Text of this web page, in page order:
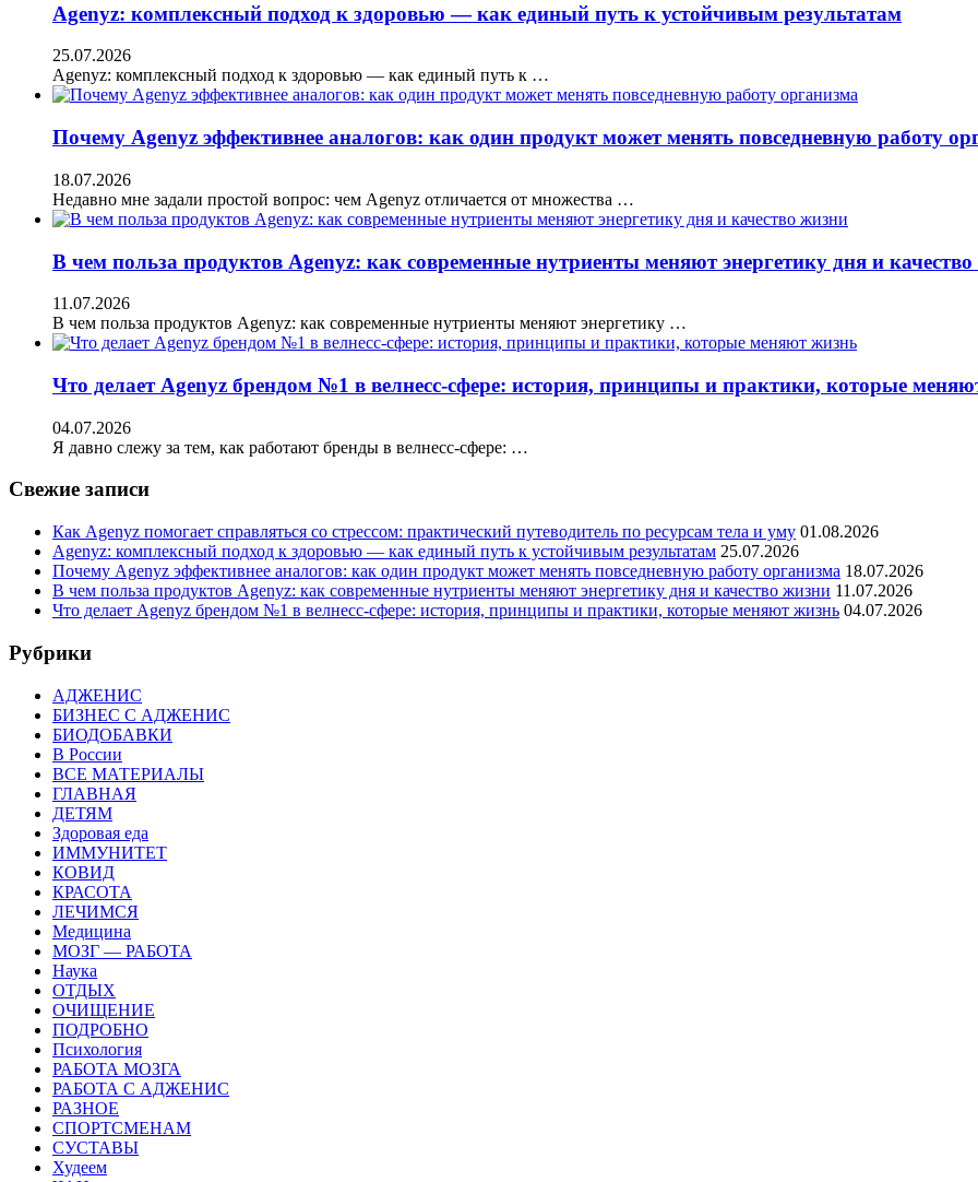
Agenyz: комплексный подход к здоровью — как единый путь к устойчивым результатам
25.07.2026
Agenyz: комплексный подход к здоровью — как единый путь к …
Почему Agenyz эффективнее аналогов: как один продукт может менять повседневную работу
18.07.2026
Недавно мне задали простой вопрос: чем Agenyz отличается от множества …
В чем польза продуктов Agenyz: как современные нутриенты меняют энергетику дня и
11.07.2026
В чем польза продуктов Agenyz: как современные нутриенты меняют энергетику …
Что делает Agenyz брендом №1 в велнесс-сфере: история, принципы и практики, которые
04.07.2026
Я давно слежу за тем, как работают бренды в велнесс-сфере: …
Свежие записи
Как Agenyz помогает справляться со стрессом: практический путеводитель по ресурсам тела и уму 01.08.2026
Agenyz: комплексный подход к здоровью — как единый путь к устойчивым результатам 25.07.2026
Почему Agenyz эффективнее аналогов: как один продукт может менять повседневную работу организма 18.07.2026
В чем польза продуктов Agenyz: как современные нутриенты меняют энергетику дня и качество жизни 11.07.2026
Что делает Agenyz брендом №1 в велнесс-сфере: история, принципы и практики, которые меняют жизнь 04.07.2026
Рубрики
АДЖЕНИС
БИЗНЕС С АДЖЕНИС
БИОДОБАВКИ
В России
ВСЕ МАТЕРИАЛЫ
ГЛАВНАЯ
ДЕТЯМ
Здоровая еда
ИММУНИТЕТ
КОВИД
КРАСОТА
ЛЕЧИМСЯ
Медицина
МОЗГ — РАБОТА
Наука
ОТДЫХ
ОЧИЩЕНИЕ
ПОДРОБНО
Психология
РАБОТА МОЗГА
РАБОТА С АДЖЕНИС
РАЗНОЕ
СПОРТСМЕНАМ
СУСТАВЫ
Худеем